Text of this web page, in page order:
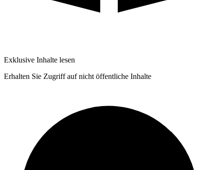
Exklusive Inhalte lesen
Erhalten Sie Zugriff auf nicht öffentliche Inhalte